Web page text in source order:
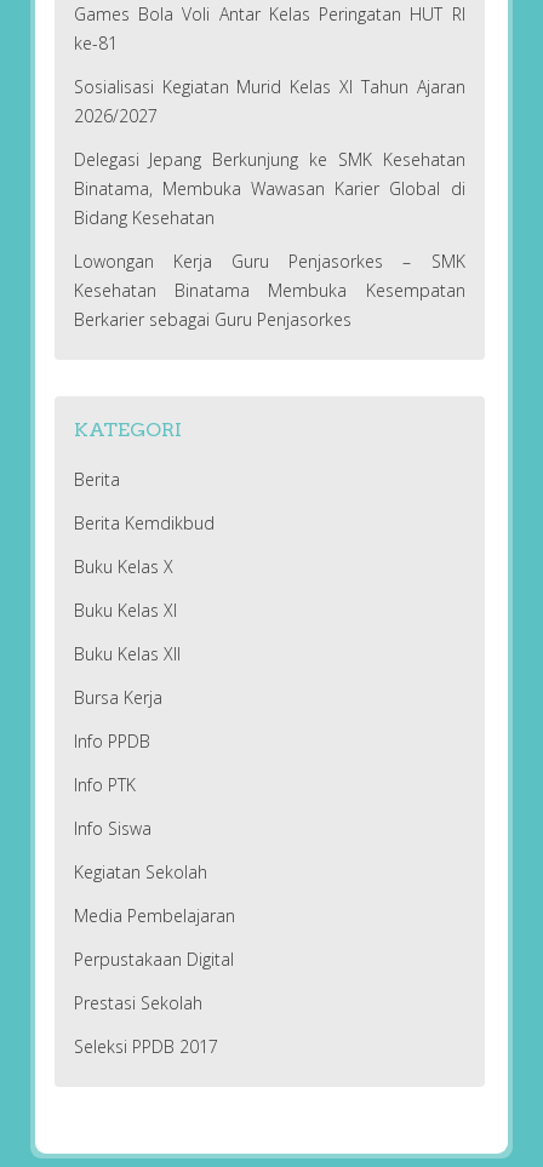
Games Bola Voli Antar Kelas Peringatan HUT RI
ke-81
Sosialisasi Kegiatan Murid Kelas XI Tahun Ajaran
2026/2027
Delegasi Jepang Berkunjung ke SMK Kesehatan
Binatama, Membuka Wawasan Karier Global di
Bidang Kesehatan
Lowongan Kerja Guru Penjasorkes – SMK
Kesehatan Binatama Membuka Kesempatan
Berkarier sebagai Guru Penjasorkes
KATEGORI
Berita
Berita Kemdikbud
Buku Kelas X
Buku Kelas XI
Buku Kelas XII
Bursa Kerja
Info PPDB
Info PTK
Info Siswa
Kegiatan Sekolah
Media Pembelajaran
Perpustakaan Digital
Prestasi Sekolah
Seleksi PPDB 2017